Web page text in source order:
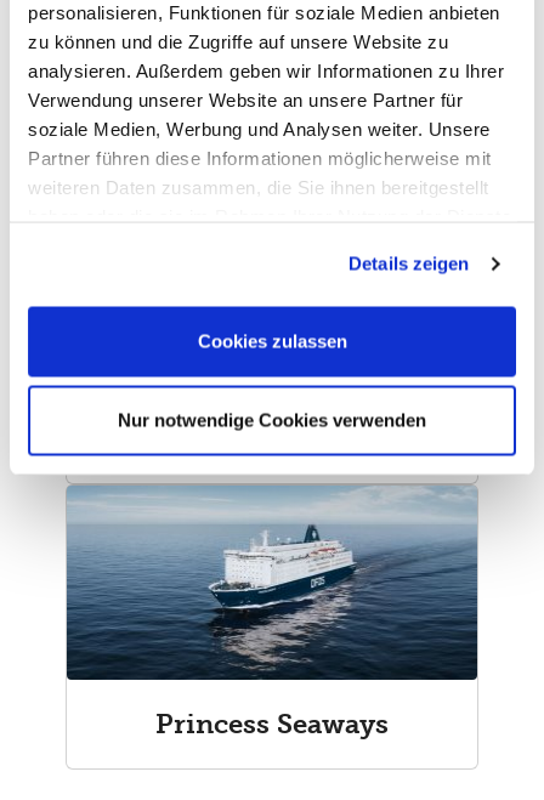
personalisieren, Funktionen für soziale Medien anbieten
zu können und die Zugriffe auf unsere Website zu
analysieren. Außerdem geben wir Informationen zu Ihrer
Verwendung unserer Website an unsere Partner für
soziale Medien, Werbung und Analysen weiter. Unsere
Partner führen diese Informationen möglicherweise mit
weiteren Daten zusammen, die Sie ihnen bereitgestellt
Cookies, wenn Sie unsere Webseite weiterhin nutzen.
Details zeigen
Cookies zulassen
Nur notwendige Cookies verwenden
DFDS Schiffe
King Seaways
Princess Seaways